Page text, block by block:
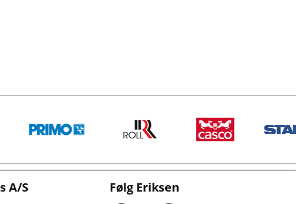
A/S Følg Eriksen